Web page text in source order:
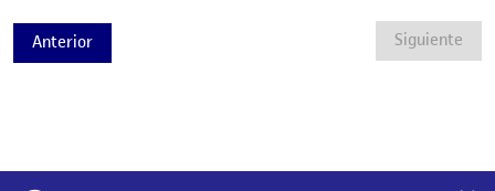
Anterior Siguiente